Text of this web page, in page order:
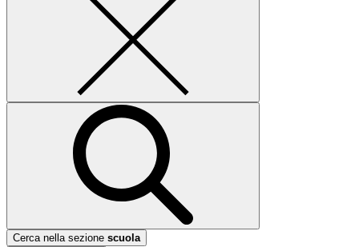
Cerca nella sezione scuola